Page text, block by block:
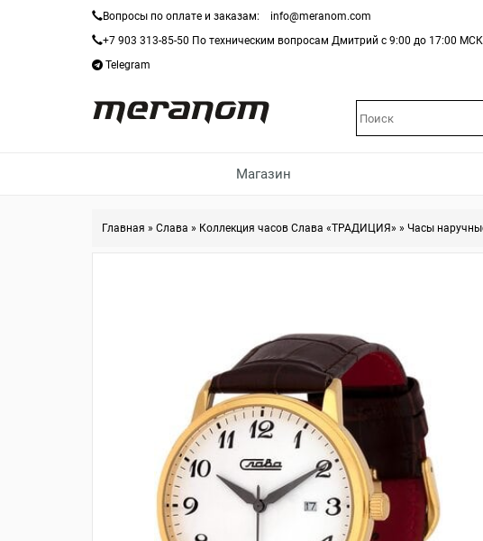
Вопросы по оплате и заказам:
info@meranom.com
+7 903 313-85-50 По техническим вопросам Дмитрий с 9:00 до 17:00 МСК
Telegram
Магазин
Главная » Слава » Коллекция часов Слава «ТРАДИЦИЯ» » Часы